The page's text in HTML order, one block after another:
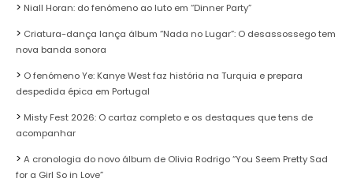
Niall Horan: do fenómeno ao luto em “Dinner Party”
Criatura-dança lança álbum “Nada no Lugar”: O desassossego tem
nova banda sonora
O fenómeno Ye: Kanye West faz história na Turquia e prepara
despedida épica em Portugal
Misty Fest 2026: O cartaz completo e os destaques que tens de
acompanhar
A cronologia do novo álbum de Olivia Rodrigo “You Seem Pretty Sad
for a Girl So in Love”